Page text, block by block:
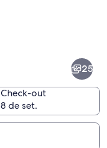
25
Check-out
8 de set.